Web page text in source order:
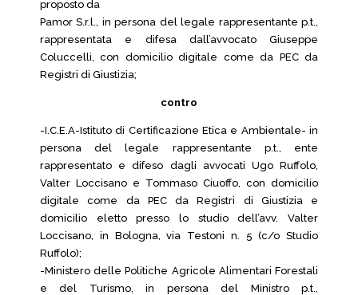
proposto da
Pamor S.r.l., in persona del legale rappresentante p.t.,
rappresentata e difesa dall’avvocato Giuseppe
Coluccelli, con domicilio digitale come da PEC da
Registri di Giustizia;
contro
-I.C.E.A-Istituto di Certificazione Etica e Ambientale- in
persona del legale rappresentante p.t., ente
rappresentato e difeso dagli avvocati Ugo Ruffolo,
Valter Loccisano e Tommaso Ciuoffo, con domicilio
digitale come da PEC da Registri di Giustizia e
domicilio eletto presso lo studio dell’avv. Valter
Loccisano, in Bologna, via Testoni n. 5 (c/o Studio
Ruffolo);
-Ministero delle Politiche Agricole Alimentari Forestali
e del Turismo, in persona del Ministro p.t.,